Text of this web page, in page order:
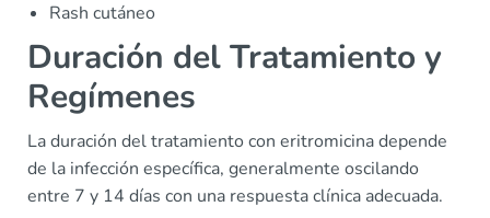
Rash cutáneo
Duración del Tratamiento y
Regímenes
La duración del tratamiento con eritromicina depende
de la infección específica, generalmente oscilando
entre 7 y 14 días con una respuesta clínica adecuada.